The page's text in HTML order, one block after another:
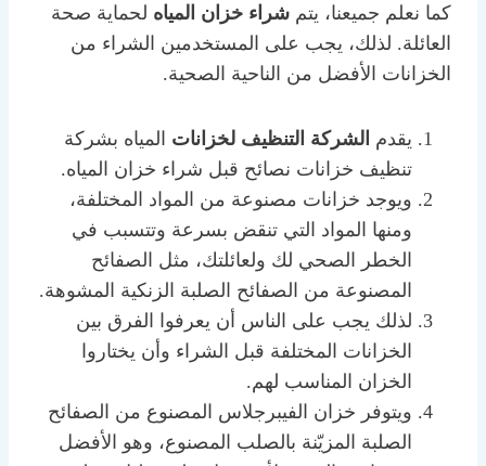
كما نعلم جميعنا، يتم شراء خزان المياه لحماية صحة
العائلة. لذلك، يجب على المستخدمين الشراء من
الخزانات الأفضل من الناحية الصحية.
يقدم الشركة التنظيف لخزانات المياه بشركة
تنظيف خزانات نصائح قبل شراء خزان المياه.
ويوجد خزانات مصنوعة من المواد المختلفة،
ومنها المواد التي تنقض بسرعة وتتسبب في
الخطر الصحي لك ولعائلتك، مثل الصفائح
المصنوعة من الصفائح الصلبة الزنكية المشوهة.
لذلك يجب على الناس أن يعرفوا الفرق بين
الخزانات المختلفة قبل الشراء وأن يختاروا
الخزان المناسب لهم.
ويتوفر خزان الفيبرجلاس المصنوع من الصفائح
الصلبة المزيّنة بالصلب المصنوع، وهو الأفضل